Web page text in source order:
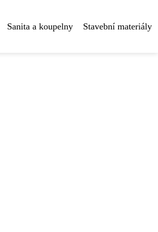
Sanita a koupelny Stavební materiály